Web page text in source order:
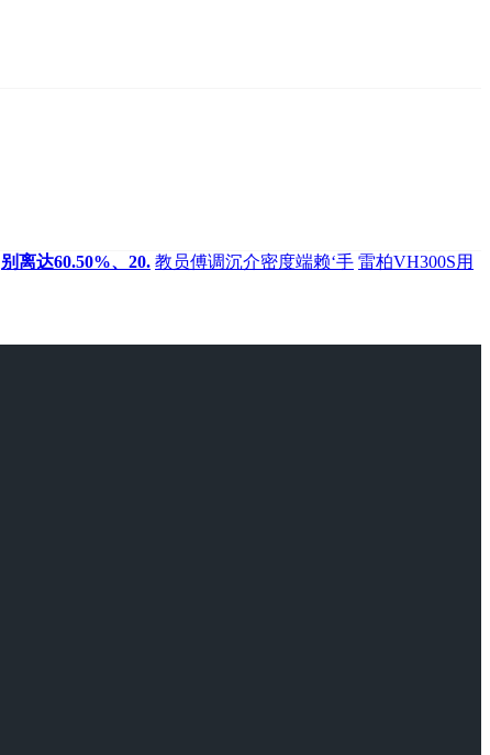
别离达60.50%、20. 教员傅调沉介密度端赖‘手 雷柏VH300S用